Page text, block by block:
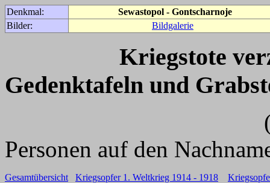
Denkmal:
Sewastopol - Gontscharnoje
Bilder:
Bildgalerie
Kriegstote
Gedenktafeln und
(Für weitere
Personen auf den
Gesamtübersicht Kriegsopfer 1. Weltkrieg 1914 - 1918